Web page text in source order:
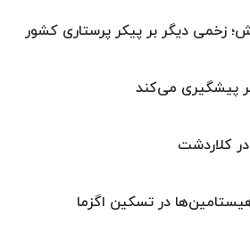
زخمی دیگر بر پیکر پرستاری کشور
پیشگیری می‌کند
کلاردشت
در تسکین اگزما